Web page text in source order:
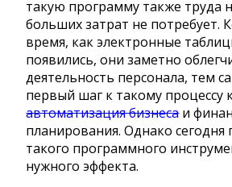
такую программу также труда
больших затрат не потребует.
время, как электронные
появились, они заметно
деятельность персонала, тем
первый шаг к такому процессу
автоматизация бизнесаи
планирования. Однако
такого программного
нужного эффекта.